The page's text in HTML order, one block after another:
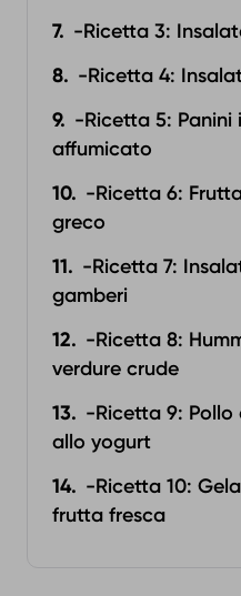
-Ricetta 3:
-Ricetta 4:
-Ricetta 5: Panini
affumicato
-Ricetta 6:
greco
-Ricetta 7:
gamberi
-Ricetta 8:
verdure crude
-Ricetta 9: Pollo
allo yogurt
-Ricetta 10:
frutta fresca